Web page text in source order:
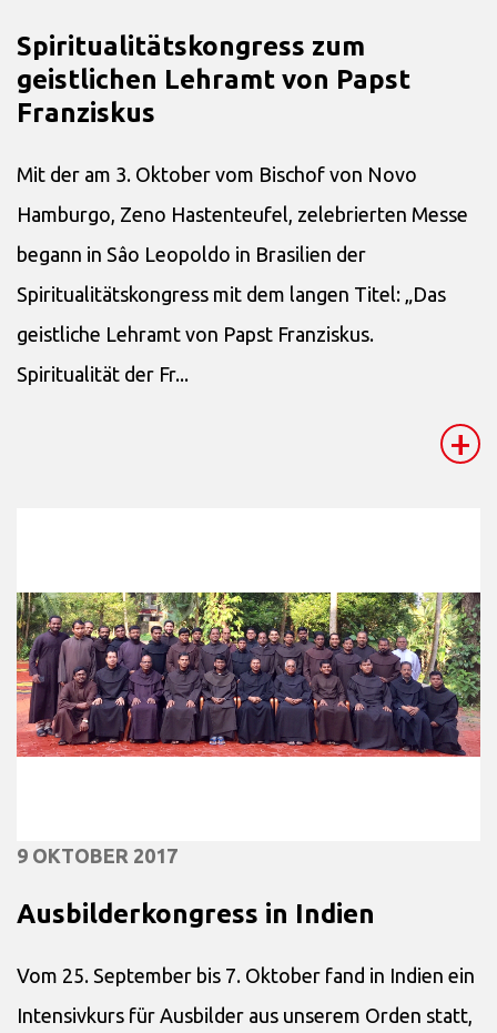
Spiritualitätskongress zum
geistlichen Lehramt von Papst
Franziskus
Mit der am 3. Oktober vom Bischof von Novo
Hamburgo, Zeno Hastenteufel, zelebrierten Messe
begann in Sâo Leopoldo in Brasilien der
Spiritualitätskongress mit dem langen Titel: „Das
geistliche Lehramt von Papst Franziskus.
Spiritualität der Fr...
+
9 OKTOBER 2017
Ausbilderkongress in Indien
Vom 25. September bis 7. Oktober fand in Indien ein
Intensivkurs für Ausbilder aus unserem Orden statt,